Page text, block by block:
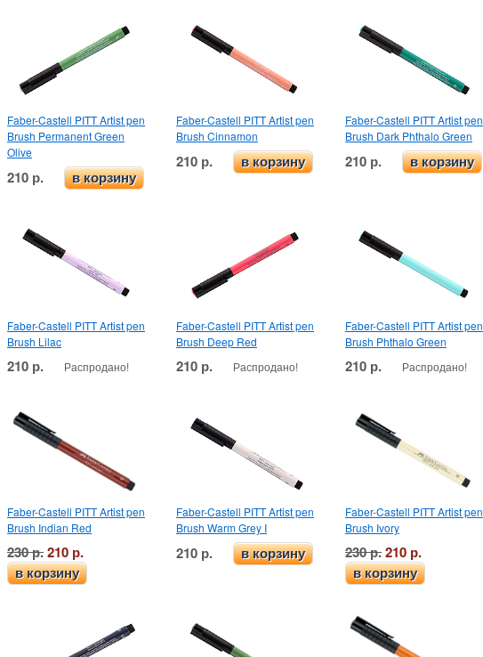
Faber-Castell PITT Artist pen
Brush Permanent Green
Olive
210 р. в корзину
Faber-Castell PITT Artist pen
Brush Cinnamon
210 р. в корзину
Faber-Castell PITT Artist pen
Brush Dark Phthalo Green
210 р. в корзину
Faber-Castell PITT Artist pen
Brush Lilac
210 р. Распродано!
Faber-Castell PITT Artist pen
Brush Deep Red
210 р. Распродано!
Faber-Castell PITT Artist pen
Brush Phthalo Green
210 р. Распродано!
Faber-Castell PITT Artist pen
Brush Indian Red
230 р.210 р.
в корзину
Faber-Castell PITT Artist pen
Brush Warm Grey I
210 р. в корзину
Faber-Castell PITT Artist pen
Brush Ivory
230 р.210 р.
в корзину